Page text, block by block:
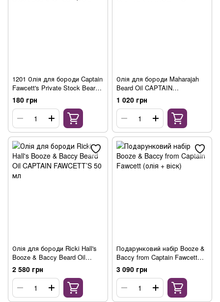
1201 Олія для бороди Captain
Fawcett's Private Stock Beard
Oil Sample 2 ml
180 грн
Олія для бороди Maharajah
Beard Oil CAPTAIN
FAWCETT’S
1 020 грн
Олія для бороди Ricki Hall's
Booze & Baccy Beard Oil
CAPTAIN FAWCETT’S 50 мл
2 580 грн
Подарунковий набір Booze &
Baccy from Captain Fawcett
(олія + віск)
3 090 грн